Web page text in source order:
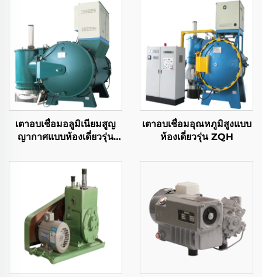
เตาอบเชื่อมอลูมิเนียมสูญ
ญากาศแบบห้องเดี่ยวรุ่น
เตาอบเชื่อมอุณหภูมิสูงแบบ
ห้องเดี่ยวรุ่น ZQH